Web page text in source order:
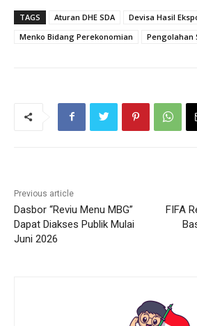
TAGS Aturan DHE SDA Devisa Hasil
Menko Bidang Perekonomian
Pengolahan
Previous article
Dasbor “Reviu Menu MBG”
Dapat Diakses Publik Mulai
Juni 2026
FIFA